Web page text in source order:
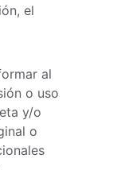
el
al
o uso
y/o
o